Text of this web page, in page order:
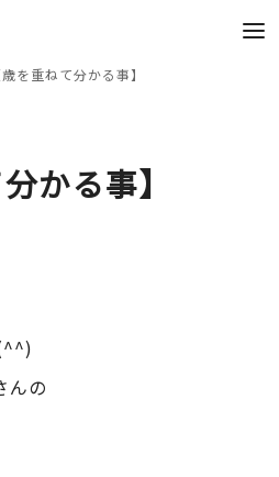
歳を重ねて分かる事】
かる事】
んの